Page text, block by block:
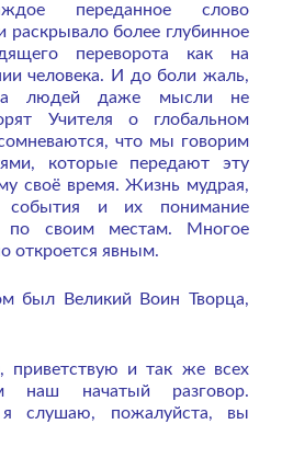
переданное слово
раскрывало более глубинное
переворота как на
человека. И до боли жаль,
людей даже мысли не
Учителя о глобальном
что мы говорим
которые передают эту
своё время. Жизнь мудрая,
события и их понимание
по своим местам. Многое
откроется явным.
был Великий Воин Творца,
и так же всех
наш начатый разговор.
я слушаю, пожалуйста, вы